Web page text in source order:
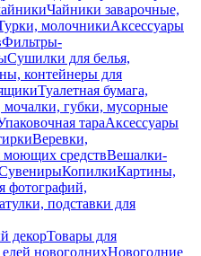
Чайники заварочные,
молочникиАксессуары
Фильтры-
Сушилки для белья,
контейнеры для
Туалетная бумага,
мочалки, губки, мусорные
тараАксессуары
Веревки,
моющих средствВешалки-
КопилкиКартины,
фотографий,
подставки для
декорТовары для
новогоднихНовогодние